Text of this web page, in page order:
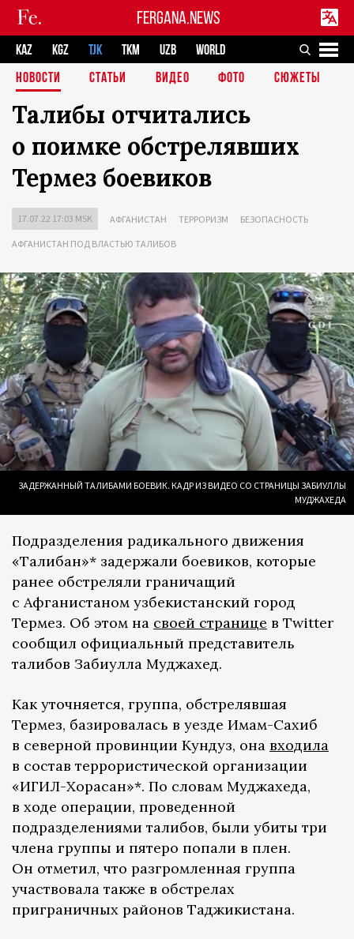
FERGANA.NEWS
KAZ KGZ TJK TKM UZB
WORLD
НОВОСТИ
СТАТЬИ ВИДЕО ФОТО СЮЖЕТЫ
Талибы отчитались
о поимке обстрелявших
Термез боевиков
17.07.22 17:03 MSK АФГАНИСТАН ТЕРРОРИЗМ БЕЗОПАСНОСТЬ
АФГАНИСТАН ПОД ВЛАСТЬЮ ТАЛИБОВ
ЗАДЕРЖАННЫЙ ТАЛИБАМИ БОЕВИК. КАДР ИЗ ВИДЕО СО СТРАНИЦЫ ЗАБИУЛЛЫ
МУДЖАХЕДА
Подразделения радикального движения
«Талибан»* задержали боевиков, которые
ранее обстреляли граничащий
с Афганистаном узбекистанский город
Термез. Об этом на своей странице в Twitter
сообщил официальный представитель
талибов Забиулла Муджахед.
Как уточняется, группа, обстрелявшая
Термез, базировалась в уезде Имам-Сахиб
в северной провинции Кундуз, она входила
в состав террористической организации
«ИГИЛ-Хорасан»*. По словам Муджахеда,
в ходе операции, проведенной
подразделениями талибов, были убиты три
члена группы и пятеро попали в плен.
Он отметил, что разгромленная группа
участвовала также в обстрелах
приграничных районов Таджикистана.